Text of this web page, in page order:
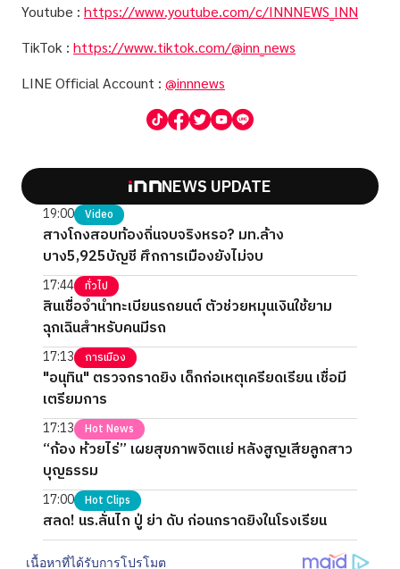
Youtube : https://www.youtube.com/c/INNNEWS_INN
TikTok : https://www.tiktok.com/@inn_news
LINE Official Account : @innnews
NEWS UPDATE
19:00 Video
สางโกงสอบท้องถิ่นจบจริงหรอ? มท.ล้าง
บาง5,925บัญชี ศึกการเมืองยังไม่จบ
17:44 ทั่วไป
สินเชื่อจำนำทะเบียนรถยนต์ ตัวช่วยหมุนเงินใช้ยาม
ฉุกเฉินสำหรับคนมีรถ
17:13 การเมือง
"อนุทิน" ตรวจกราดยิง เด็กก่อเหตุเครียดเรียน เชื่อมี
เตรียมการ
17:13 Hot News
“ก้อง ห้วยไร่” เผยสุขภาพจิตแย่ หลังสูญเสียลูกสาว
บุญธรรม
17:00 Hot Clips
สลด! นร.ลั่นไก ปู่ ย่า ดับ ก่อนกราดยิงในโรงเรียน